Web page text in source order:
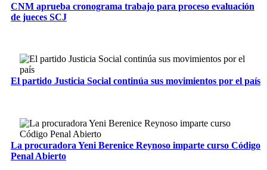
CNM aprueba cronograma trabajo para proceso evaluación
de jueces SCJ
El partido Justicia Social continúa sus movimientos por el país
La procuradora Yeni Berenice Reynoso imparte curso Código
Penal Abierto